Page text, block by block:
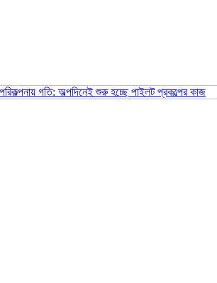
গতি: অল্পদিনেই শুরু হচ্ছে পাইলট প্রকল্পের কাজ